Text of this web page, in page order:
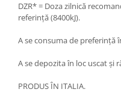
DZR* = Doza zilnică
referință (8400kJ).
A se consuma de preferință
A se depozita în loc uscat și
PRODUS ÎN ITALIA.